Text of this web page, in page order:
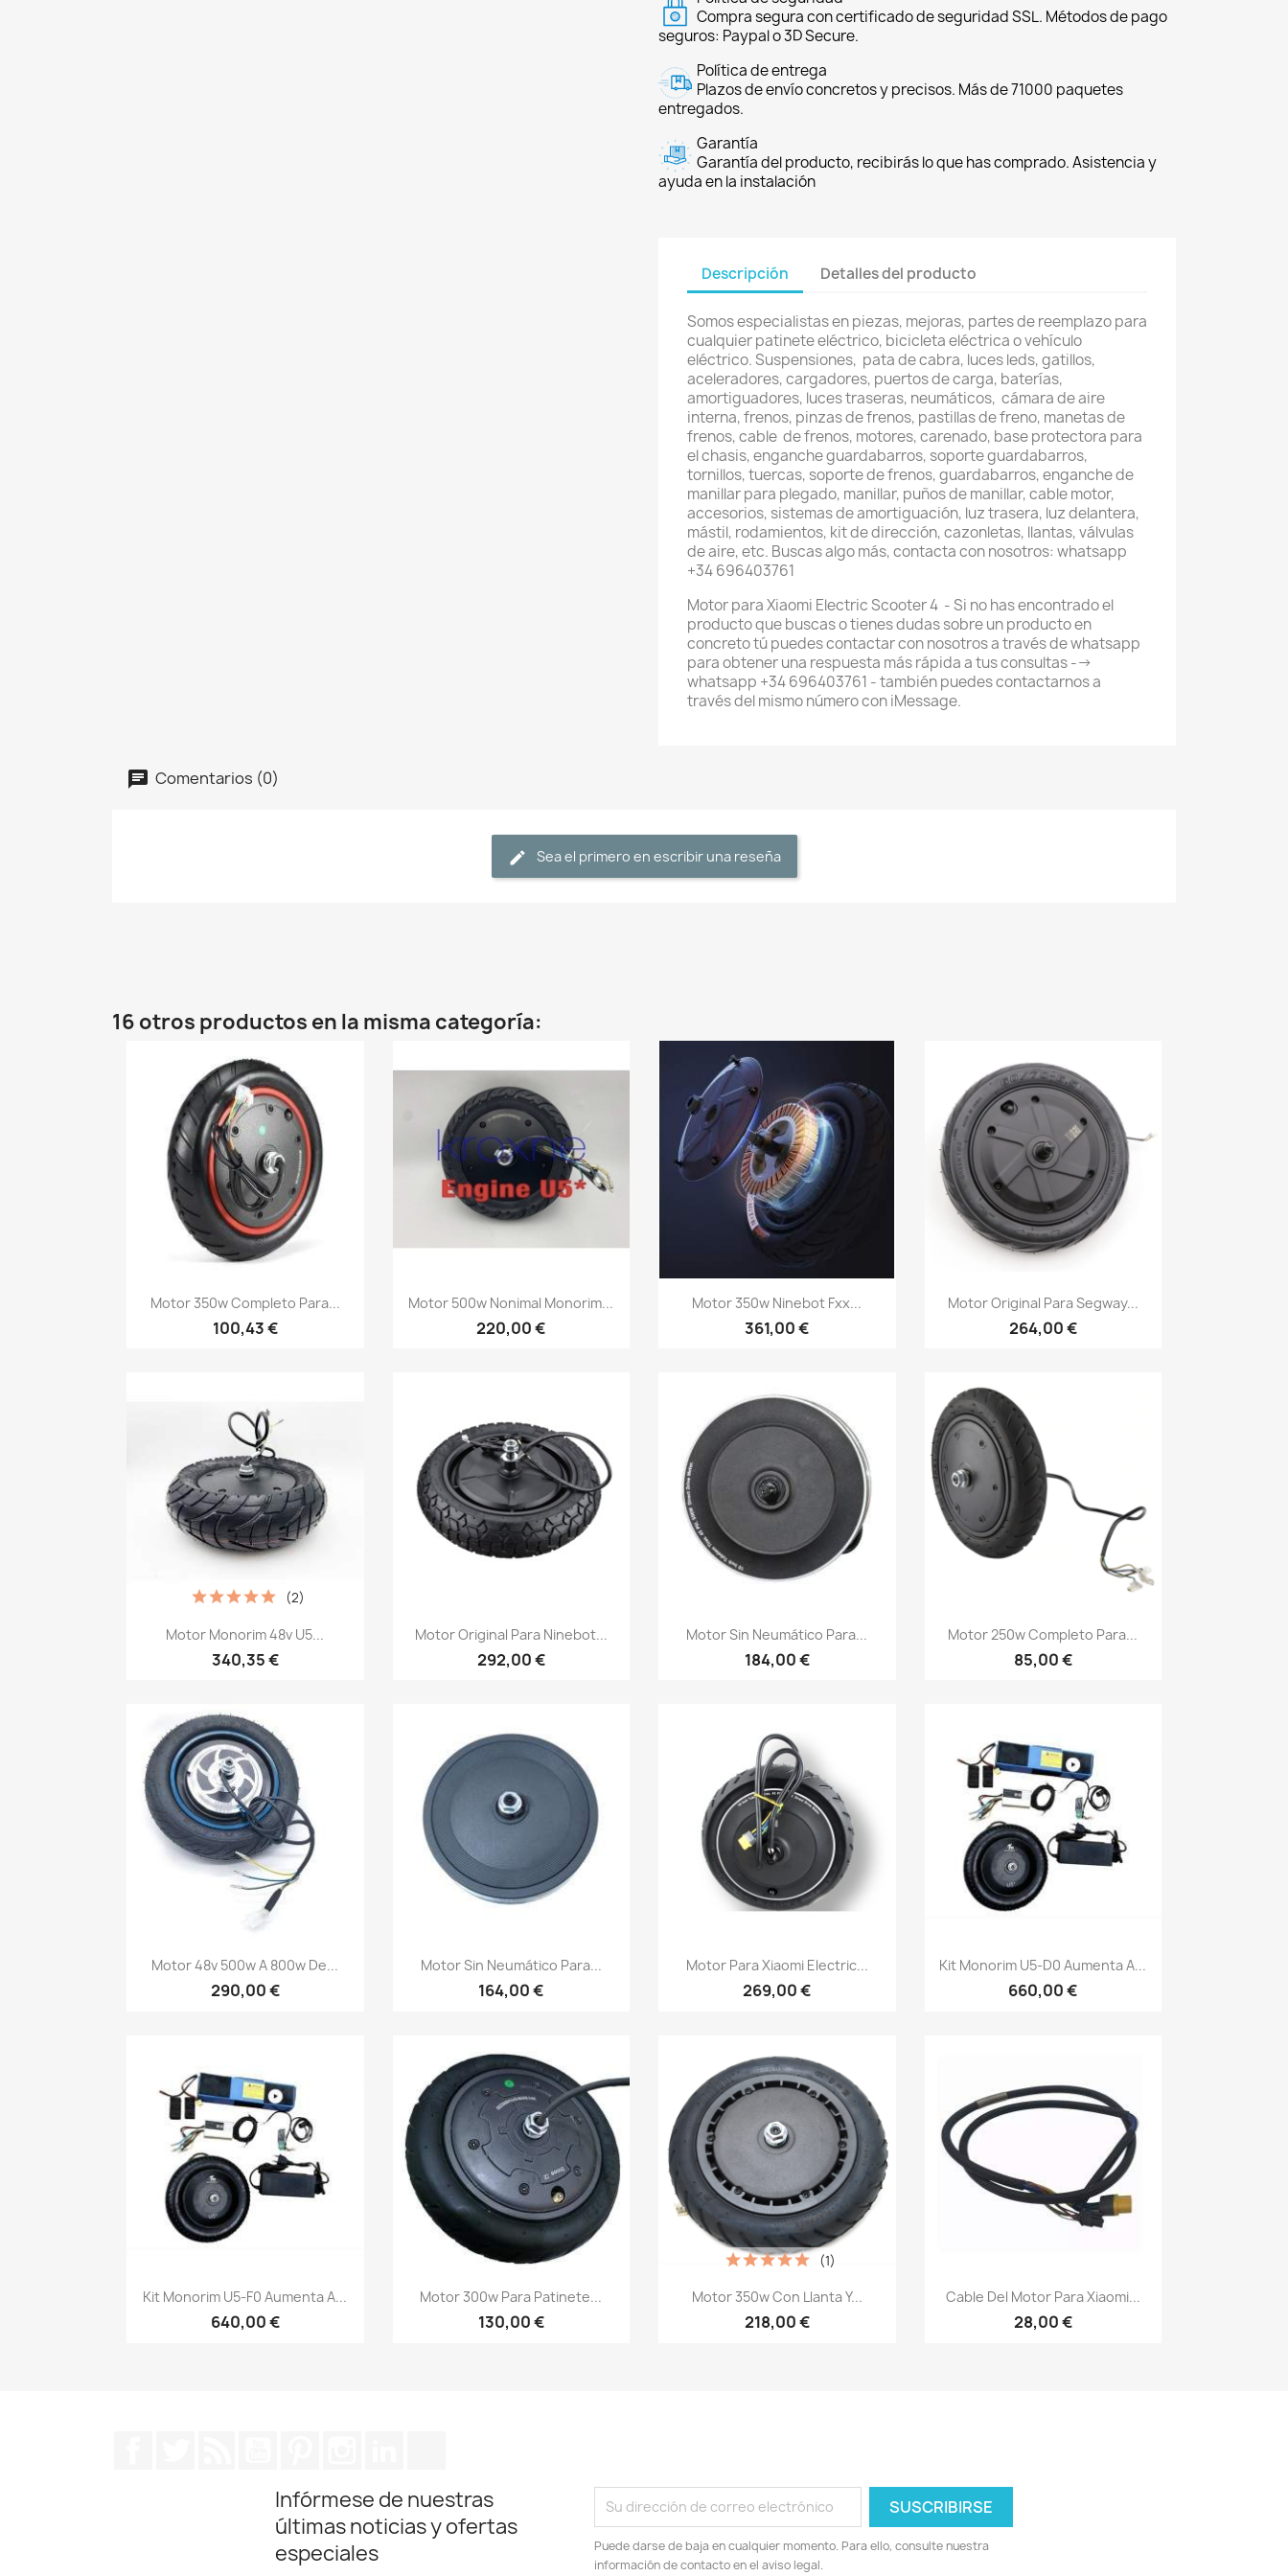
Compra segura con certificado de seguridad SSL. Métodos de pago
seguros: Paypal o 3D Secure.
Política de entrega
Plazos de envío concretos y precisos. Más de 71000 paquetes
entregados.
Garantía
Garantía del producto, recibirás lo que has comprado. Asistencia y
ayuda en la instalación
Descripción Detalles del producto
Somos especialistas en piezas, mejoras, partes de reemplazo para
cualquier patinete eléctrico, bicicleta eléctrica o vehículo
eléctrico. Suspensiones, pata de cabra, luces leds, gatillos,
aceleradores, cargadores, puertos de carga, baterías,
amortiguadores, luces traseras, neumáticos, cámara de aire
interna, frenos, pinzas de frenos, pastillas de freno, manetas de
frenos, cable de frenos, motores, carenado, base protectora para
el chasis, enganche guardabarros, soporte guardabarros,
tornillos, tuercas, soporte de frenos, guardabarros, enganche de
manillar para plegado, manillar, puños de manillar, cable motor,
accesorios, sistemas de amortiguación, luz trasera, luz delantera,
mástil, rodamientos, kit de dirección, cazonletas, llantas, válvulas
de aire, etc. Buscas algo más, contacta con nosotros: whatsapp
+34 696403761
Motor para Xiaomi Electric Scooter 4 - Si no has encontrado el
producto que buscas o tienes dudas sobre un producto en
concreto tú puedes contactar con nosotros a través de whatsapp
para obtener una respuesta más rápida a tus consultas -->
whatsapp +34 696403761 - también puedes contactarnos a
través del mismo número con iMessage.
Comentarios (0)
Sea el primero en escribir una reseña
16 otros productos en la misma categoría:
Vista rápida
Motor 350w Completo Para...
100,43 €
Vista rápida
Motor 500w Nonimal Monorim...
220,00 €
Vista rápida
Motor 350w Ninebot Fxx...
361,00 €
Vista rápida
Motor Original Para Segway...
264,00 €
Vista rápida
Motor Monorim 48v U5...
340,35 €
(2)
Vista rápida
Motor Original Para Ninebot...
292,00 €
Vista rápida
Motor Sin Neumático Para...
184,00 €
Vista rápida
Motor 250w Completo Para...
85,00 €
Vista rápida
Motor 48v 500w A 800w De...
290,00 €
Vista rápida
Motor Sin Neumático Para...
164,00 €
Vista rápida
Motor Para Xiaomi Electric...
269,00 €
Vista rápida
Kit Monorim U5-D0 Aumenta A...
660,00 €
Vista rápida
Kit Monorim U5-F0 Aumenta A...
640,00 €
Vista rápida
Motor 300w Para Patinete...
130,00 €
Vista rápida
Motor 350w Con Llanta Y...
218,00 €
(1)
 Vista rápida
Cable Del Motor Para Xiaomi...
28,00 €
Infórmese de nuestras
últimas noticias y ofertas
especiales
Puede darse de baja en cualquier momento. Para ello, consulte nuestra
información de contacto en el aviso legal.